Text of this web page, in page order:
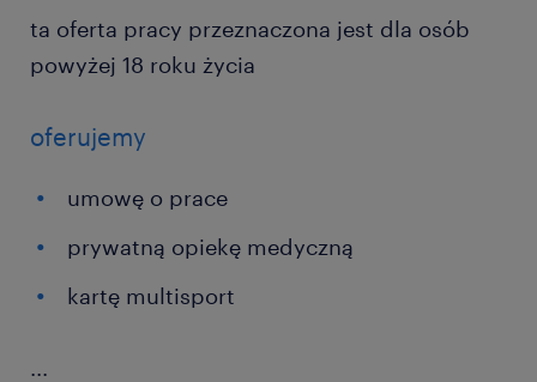
ta oferta pracy przeznaczona jest dla osób
powyżej 18 roku życia
oferujemy
umowę o prace
prywatną opiekę medyczną
kartę multisport
...